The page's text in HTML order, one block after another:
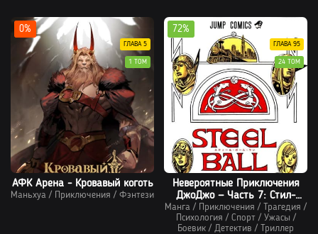
АФК Арена - Кровавый коготь
Маньхуа / Приключения / Фэнтези
0%
ГЛАВА 5
1 ТОМ
Невероятные Приключения
ДжоДжо — Часть 7: Стил-
Болл-Ра
Манга / Приключения / Трагедия /
Психология / Спорт/ Ужасы /
Боевик / Детектив / Триллер
72%
ГЛАВА 95
24 ТОМ